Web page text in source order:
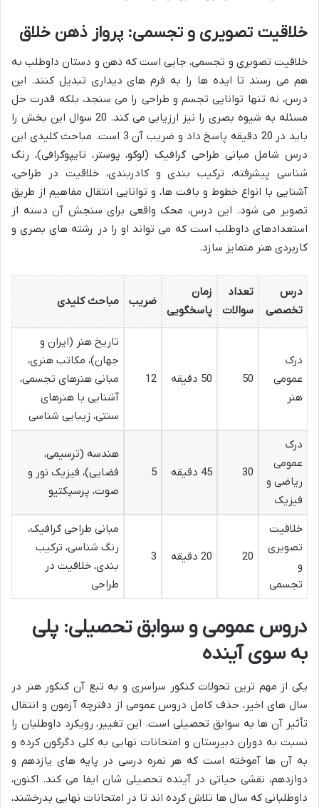
خلاقیت تصویری و تجسمی: پرواز ذهن خلاق
خلاقیت تصویری و تجسمی، جایی است که ذهن و دستان داوطلب به
هم می رسند تا ایده ها را به فرم های دیداری تبدیل کنند. این
درس، نه تنها توانایی تجسم و طراحی را می سنجد، بلکه قدرت حل
مسئله به شیوه بصری را نیز ارزیابی می کند. 20 سوال این بخش را
باید در 20 دقیقه پاسخ داد و ضریب آن 3 است. مباحث کلیدی این
درس شامل مبانی طراحی گرافیک (لوگو، پوستر، تایپوگرافی)، رنگ
شناسی پیشرفته، ترکیب بندی و کادربندی، خلاقیت در طراحی،
آشنایی با انواع خطوط و بافت ها، و توانایی انتقال مفاهیم از طریق
تصویر می شود. این درس، محک واقعی برای سنجش آن دسته از
استعدادهای داوطلب است که می تواند او را در رشته های بصری و
کاربردی هنر متمایز سازد.
درس
تخصصی
تعداد
سوالات
زمان
پاسخگویی
ضریب مباحث کلیدی
درک
عمومی
هنر
50 50 دقیقه 12
تاریخ هنر (ایران و
جهان)، مکاتب هنری،
مبانی هنرهای تجسمی،
آشنایی با هنرهای
سنتی، زیبایی شناسی
درک
عمومی
ریاضی و
فیزیک
30 45 دقیقه 5
هندسه (ترسیمی،
فضایی)، فیزیک نور و
صوت، پرسپکتیو
خلاقیت
تصویری
و
تجسمی
20 20 دقیقه 3
مبانی طراحی گرافیک،
رنگ شناسی، ترکیب
بندی، خلاقیت در
طراحی
دروس عمومی و سوابق تحصیلی: پلی
به سوی آینده
یکی از مهم ترین تحولات کنکور سراسری و به تبع آن کنکور هنر در
سال های اخیر، حذف کامل دروس عمومی از دفترچه آزمون و انتقال
تأثیر آن ها به سوابق تحصیلی است. این تغییر، رویکرد داوطلبان را
نسبت به دوران دبیرستان و امتحانات نهایی به کلی دگرگون کرده و
به آن ها آموخته است که هر نمره درسی در پایه های یازدهم و
دوازدهم، نقشی حیاتی در آینده تحصیلی شان ایفا می کند. اکنون،
داوطلبانی که سال ها تلاش کرده اند تا در امتحانات نهایی بدرخشند،